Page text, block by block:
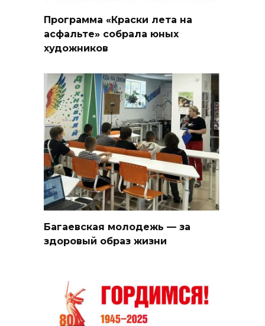
Программа «Краски лета на
асфальте» собрала юных
художников
Багаевская молодежь — за
здоровый образ жизни